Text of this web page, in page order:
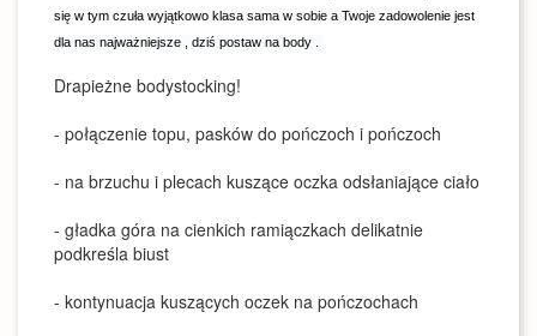
się w tym czuła wyjątkowo klasa sama w sobie a Twoje zadowolenie jest
dla nas najważniejsze , dziś postaw na body .
Drapieżne bodystocking!
- połączenie topu, pasków do pończoch i pończoch
- na brzuchu i plecach kuszące oczka odsłaniające ciało
- gładka góra na cienkich ramiączkach delikatnie
podkreśla biust
- kontynuacja kuszących oczek na pończochach